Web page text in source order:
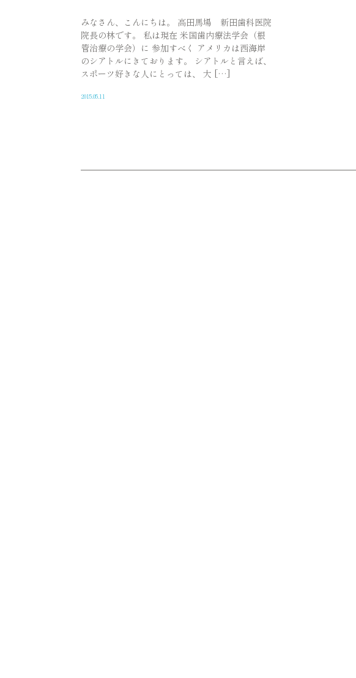
みなさん、こんにちは。 高田馬場 新田歯科医院
院長の林です。 私は現在 米国歯内療法学会（根
管治療の学会）に 参加すべく アメリカは西海岸
のシアトルにきております。 シアトルと言えば、
スポーツ好きな人にとっては、 大 […]
2015.05.11